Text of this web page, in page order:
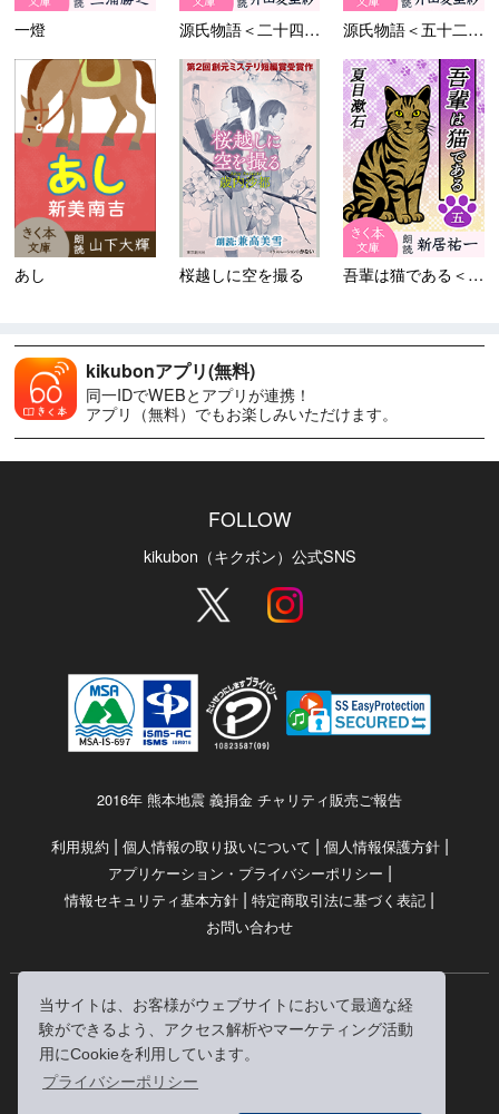
当サイトは、お客様がウェブサイトにおいて最適な経
験ができるよう、アクセス解析やマーケティング活動
用にCookieを利用しています。
プライバシーポリシー
一燈 源氏物語＜二十四＞胡蝶 源氏物語＜五十二＞東屋
あし 桜越しに空を撮る 吾輩は猫である＜五＞
kikubonアプリ(無料)
同一IDでWEBとアプリが連携！
アプリ（無料）でもお楽しみいただけます。
FOLLOW
kikubon（キクボン）公式SNS
2016年 熊本地震 義捐金 チャリティ販売ご報告
利用規約 | 個人情報の取り扱いについて | 個人情報保護方針|
アプリケーション・プライバシーポリシー |
情報セキュリティ基本方針 | 特定商取引法に基づく表記 |
お問い合わせ
© RRJ Inc.
（kikubon/キクボン/きく本/きくほん/キクホン）は
株式会社RRJの登録商標です。